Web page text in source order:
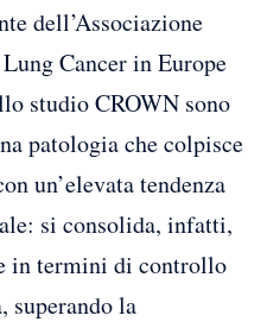
dell’Associazione
Cancer in Europe
studio CROWN sono
patologia che colpisce
un’elevata tendenza
si consolida, infatti,
in termini di controllo
superando la